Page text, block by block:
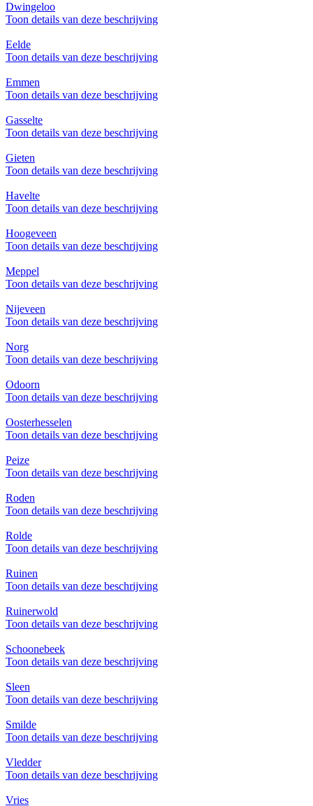
Dwingeloo
Toon details van deze beschrijving
Eelde
Toon details van deze beschrijving
Emmen
Toon details van deze beschrijving
Gasselte
Toon details van deze beschrijving
Gieten
Toon details van deze beschrijving
Havelte
Toon details van deze beschrijving
Hoogeveen
Toon details van deze beschrijving
Meppel
Toon details van deze beschrijving
Nijeveen
Toon details van deze beschrijving
Norg
Toon details van deze beschrijving
Odoorn
Toon details van deze beschrijving
Oosterhesselen
Toon details van deze beschrijving
Peize
Toon details van deze beschrijving
Roden
Toon details van deze beschrijving
Rolde
Toon details van deze beschrijving
Ruinen
Toon details van deze beschrijving
Ruinerwold
Toon details van deze beschrijving
Schoonebeek
Toon details van deze beschrijving
Sleen
Toon details van deze beschrijving
Smilde
Toon details van deze beschrijving
Vledder
Toon details van deze beschrijving
Vries